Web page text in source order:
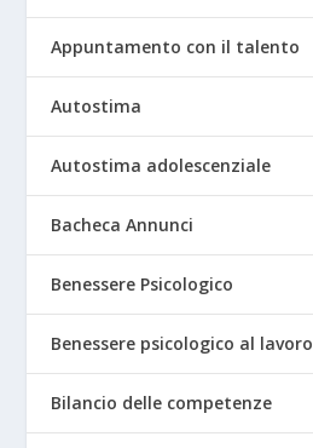
Appuntamento con il talento
Autostima
Autostima adolescenziale
Bacheca Annunci
Benessere Psicologico
Benessere psicologico al lavoro
Bilancio delle competenze